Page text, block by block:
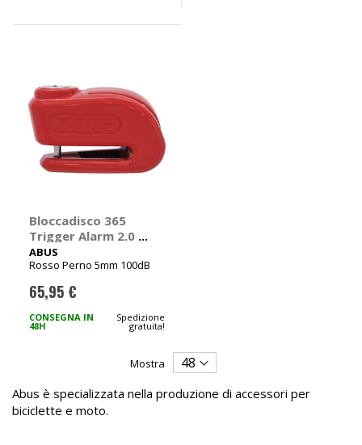
Bloccadisco 365
Trigger Alarm 2.0 -
ABUS
ABUS
Rosso Perno 5mm 100dB
65,95 €
CONSEGNA IN
48H
Spedizione
gratuita!
Mostra
Abus è specializzata nella produzione di accessori per
biciclette e moto.